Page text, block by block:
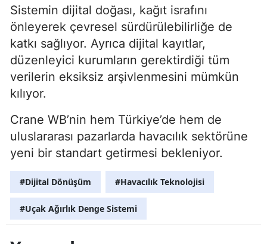
Sistemin dijital doğası, kağıt israfını
önleyerek çevresel sürdürülebilirliğe de
katkı sağlıyor. Ayrıca dijital kayıtlar,
düzenleyici kurumların gerektirdiği tüm
verilerin eksiksiz arşivlenmesini mümkün
kılıyor.
Crane WB’nin hem Türkiye’de hem de
uluslararası pazarlarda havacılık sektörüne
yeni bir standart getirmesi bekleniyor.
#Dijital Dönüşüm #Havacılık Teknolojisi
#Uçak Ağırlık Denge Sistemi